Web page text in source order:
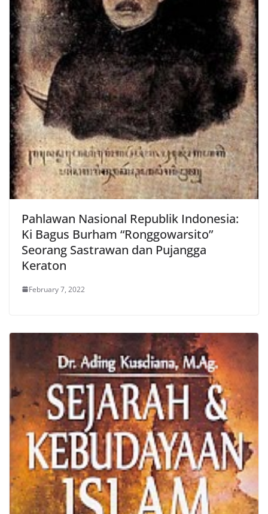
Pahlawan Nasional Republik Indonesia:
Ki Bagus Burham “Ronggowarsito”
Seorang Sastrawan dan Pujangga
Keraton
February 7, 2022